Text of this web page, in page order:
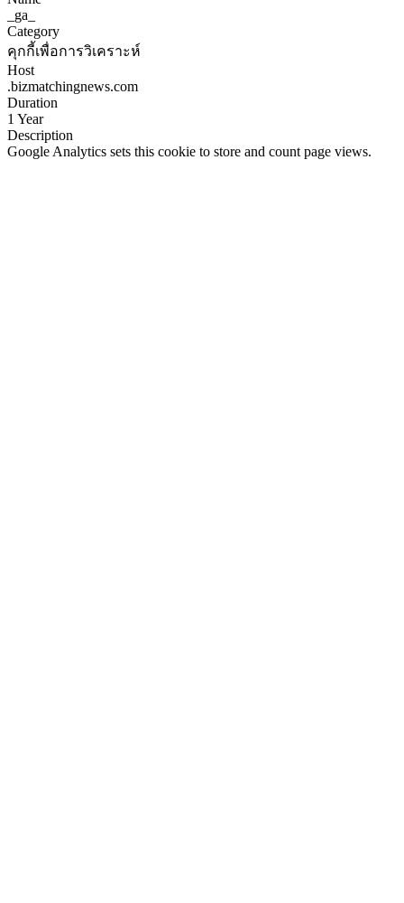
_ga_
Category
คุกกี้เพื่อการวิเคราะห์
Host
.bizmatchingnews.com
Duration
1 Year
Description
Google Analytics sets this cookie to store and count page views.